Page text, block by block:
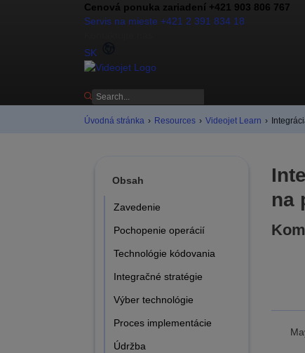
Cenová ponuka zariadení +421 903 806 767
Servis na mieste +421 2 391 834 18
SK
Úvodná stránka › Resources › Videojet Learn ›
Obsah
Zavedenie
Pochopenie operácií
Technológie kódovania
Integračné stratégie
Výber technológie
Proces implementácie
Údržba
na